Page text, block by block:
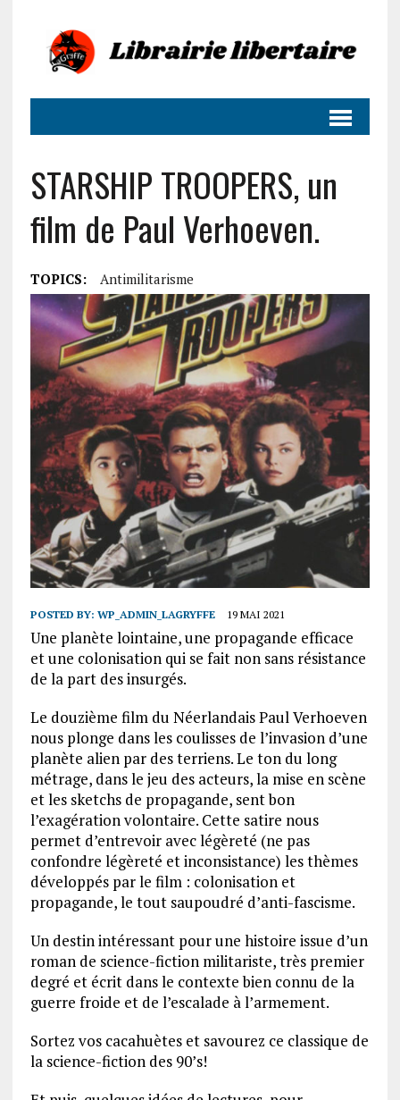
STARSHIP TROOPERS, un
film de Paul Verhoeven.
TOPICS: Antimilitarisme
POSTED BY: WP_ADMIN_LAGRYFFE 19 MAI 2021
Une planète lointaine, une propagande efficace
et une colonisation qui se fait non sans résistance
de la part des insurgés.
‌Le douzième film du Néerlandais Paul Verhoeven
nous plonge dans les coulisses de l’invasion d’une
planète alien par des terriens. Le ton du long
métrage, dans le jeu des acteurs, la mise en scène
et les sketchs de propagande, sent bon
l’exagération volontaire. Cette satire nous
permet d’entrevoir avec légèreté (ne pas
confondre légèreté et inconsistance) les thèmes
développés par le film : colonisation et
propagande, le tout saupoudré d’anti-fascisme.
Un destin intéressant pour une histoire issue d’un
roman de science-fiction militariste, très premier
degré et écrit dans le contexte bien connu de la
guerre froide et de l’escalade à l’armement.
Sortez vos cacahuètes et savourez ce classique de
la science-fiction des 90’s!